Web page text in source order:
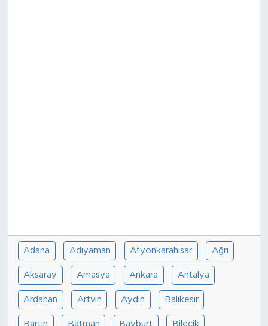
Adana Adıyaman Afyonkarahisar Ağrı
Aksaray Amasya Ankara Antalya
Ardahan Artvin Aydın Balıkesir
Bartın Batman Bayburt Bilecik